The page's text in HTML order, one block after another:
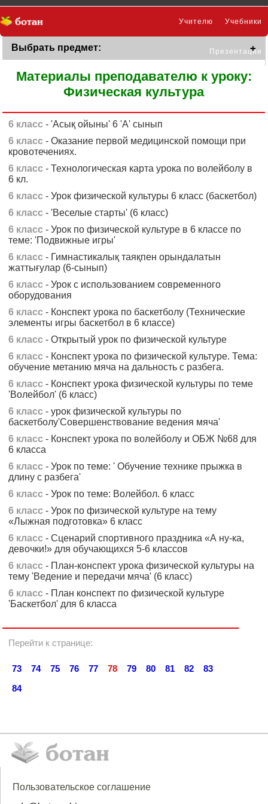
Учебники
Учителю
Презентации
Выбрать предмет:
Материалы преподавателю к уроку:
Физическая культура
6 класс - 'Асық ойыны' 6 'А' сынып
6 класс - Оказание первой медицинской помощи при
кровотечениях.
6 класс - Технологическая карта урока по волейболу в
6 кл.
6 класс - Урок физической культуры 6 класс (баскетбол)
6 класс - 'Веселые старты' (6 класс)
6 класс - Урок по физической культуре в 6 классе по
теме: 'Подвижные игры'
6 класс - Гимнастикалық таяқпен орындалатын
жаттығулар (6-сынып)
6 класс - Урок с использованием современного
оборудования
6 класс - Конспект урока по баскетболу (Технические
элементы игры баскетбол в 6 классе)
6 класс - Открытый урок по физической культуре
6 класс - Конспект урока по физической культуре. Тема:
обучение метанию мяча на дальность с разбега.
6 класс - Конспект урока физической культуры по теме
'Волейбол' (6 класс)
6 класс - урок физической культуры по
баскетболу'Совершенствование ведения мяча'
6 класс - Конспект урока по волейболу и ОБЖ №68 для
6 класса
6 класс - Урок по теме: ' Обучение технике прыжка в
длину с разбега'
6 класс - Урок по теме: Волейбол. 6 класс
6 класс - Урок по физической культуре на тему
«Лыжная подготовка» 6 класс
6 класс - Сценарий спортивного праздника «А ну-ка,
девочки!» для обучающихся 5-6 классов
6 класс - План-конспект урока физической культуры на
тему 'Ведение и передачи мяча' (6 класс)
6 класс - План конспект по физической культуре
'Баскетбол' для 6 класса
Перейти к странице:
73 74 75 76 77 78 79 80 81 82
83
84
Пользовательское соглашение